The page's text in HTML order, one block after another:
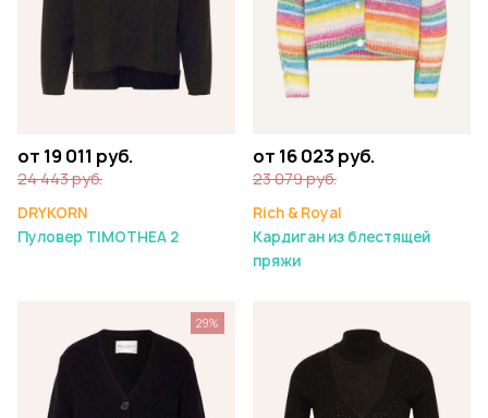
от 19 011 руб.
24 443 руб.
DRYKORN
Пуловер TIMOTHEA 2
от 16 023 руб.
23 079 руб.
Rich & Royal
Кардиган из блестящей
пряжи
29%